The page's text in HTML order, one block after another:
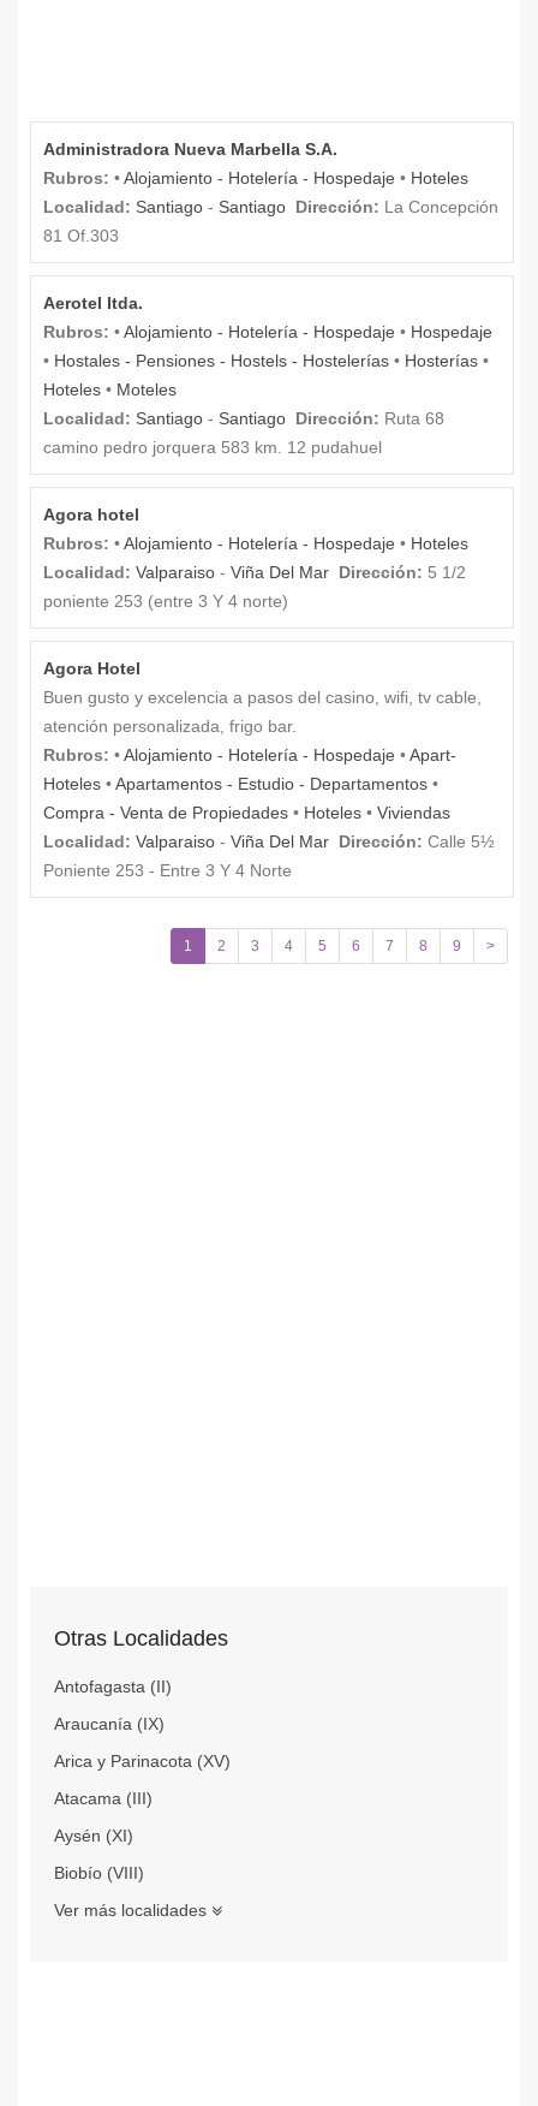
Administradora Nueva Marbella S.A.
Rubros: •Alojamiento - Hotelería - Hospedaje • Hoteles
Localidad: Santiago - Santiago Dirección: La Concepción
81 Of.303
Aerotel ltda.
Rubros: •Alojamiento - Hotelería - Hospedaje • Hospedaje
• Hostales - Pensiones - Hostels - Hostelerías • Hosterías •
Hoteles • Moteles
Localidad: Santiago - Santiago Dirección: Ruta 68
camino pedro jorquera 583 km. 12 pudahuel
Agora hotel
Rubros: •Alojamiento - Hotelería - Hospedaje • Hoteles
Localidad: Valparaiso - Viña Del Mar Dirección: 5 1/2
poniente 253 (entre 3 Y 4 norte)
Agora Hotel
Buen gusto y excelencia a pasos del casino, wifi, tv cable,
atención personalizada, frigo bar.
Rubros: •Alojamiento - Hotelería - Hospedaje •Apart-
Hoteles •Apartamentos - Estudio - Departamentos •
Compra - Venta de Propiedades • Hoteles • Viviendas
Localidad: Valparaiso - Viña Del Mar Dirección: Calle 5½
Poniente 253 - Entre 3 Y 4 Norte
1 2 3 4 5 6 7 8 9 >
Otras Localidades
Antofagasta (II)
Araucanía (IX)
Arica y Parinacota (XV)
Atacama (III)
Aysén (XI)
Biobío (VIII)
Ver más localidades